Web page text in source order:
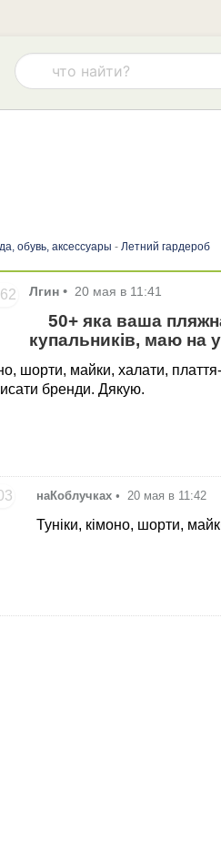
обувь, аксессуары - Летний гардероб
Лгин • 20 мая в 11:41
50+ яка ваша
купальників, маю на
шорти, майки, халати,
бренди. Дякую.
наКоблучках • 20 мая в 11:42
Туніки, кімоно, шорти,